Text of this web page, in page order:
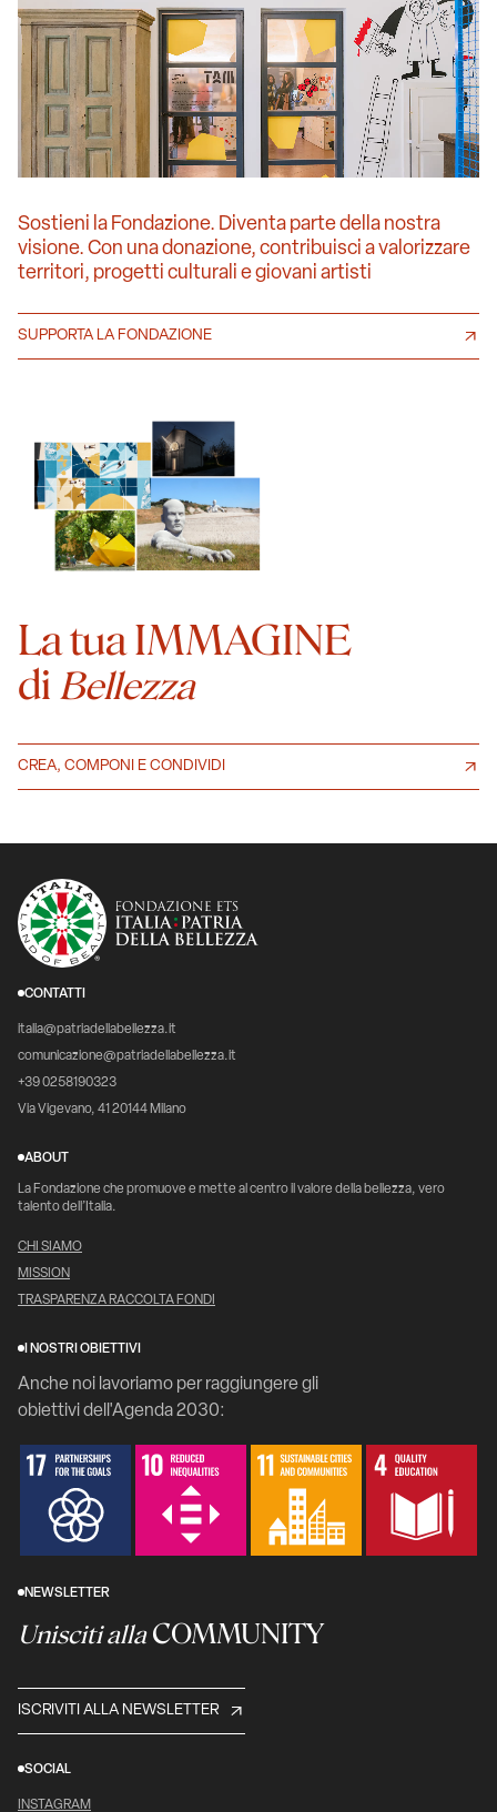
Sostieni la Fondazione. Diventa parte della nostra
visione. Con una donazione, contribuisci a valorizzare
territori, progetti culturali e giovani artisti
SUPPORTA LA FONDAZIONE
La tua IMMAGINE
di Bellezza
CREA, COMPONI E CONDIVIDI
CONTATTI
italia@patriadellabellezza.it
comunicazione@patriadellabellezza.it
+39 0258190323
Via Vigevano, 41 20144 Milano
ABOUT
La Fondazione che promuove e mette al centro il valore della bellezza, vero
talento dell’Italia.
CHI SIAMO
MISSION
TRASPARENZA RACCOLTA FONDI
I NOSTRI OBIETTIVI
Anche noi lavoriamo per raggiungere gli
obiettivi dell'Agenda 2030:
NEWSLETTER
Unisciti allaCOMMUNITY
ISCRIVITI ALLA NEWSLETTER
SOCIAL
INSTAGRAM